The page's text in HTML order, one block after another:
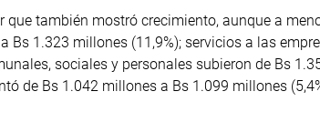
que también mostró crecimiento, aunque a
Bs 1.323 millones (11,9%); servicios a las
sociales y personales subieron de Bs
de Bs 1.042 millones a Bs 1.099 millones